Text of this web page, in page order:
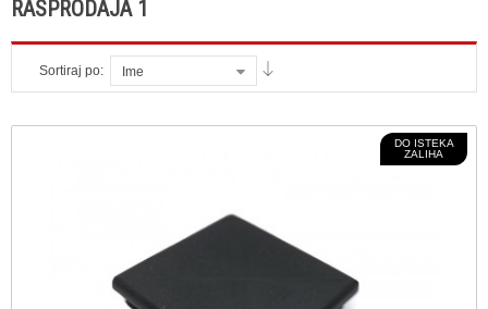
RASPRODAJA 1
Sortiraj po: Ime
DO ISTEKA
ZALIHA